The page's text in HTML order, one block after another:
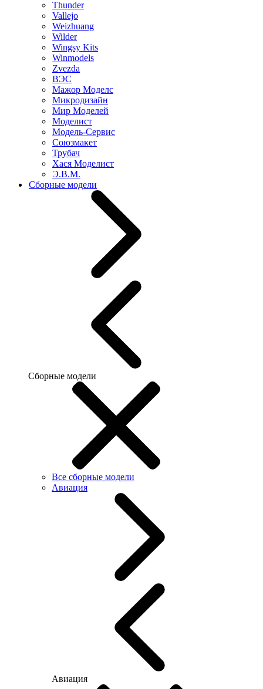
Thunder
Vallejo
Weizhuang
Wilder
Wingsy Kits
Winmodels
Zvezda
ВЭС
Мажор Моделс
Микродизайн
Мир Моделей
Моделист
Модель-Сервис
Союзмакет
Трубач
Хася Моделист
Э.В.М.
Сборные модели
Сборные модели
Все сборные модели
Авиация
Авиация